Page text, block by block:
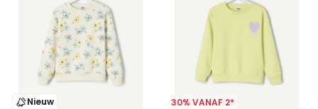
Nieuw 30% VANAF 2*